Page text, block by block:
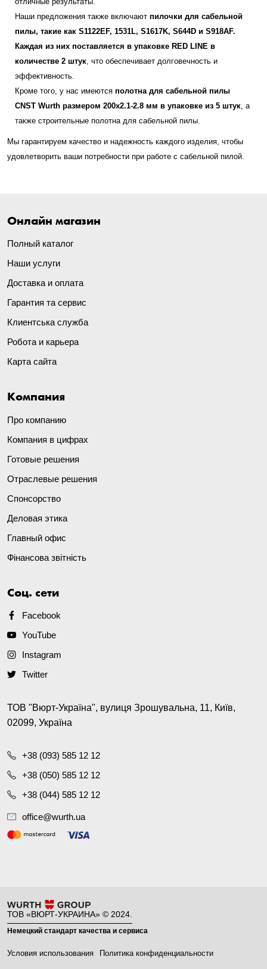
Наши предложения также включают пилочки для сабельной
пилы, такие как S1122EF, 1531L, S1617K, S644D и S918AF.
Каждая из них поставляется в упаковке RED LINE в
количестве 2 штук, что обеспечивает долговечность и
эффективность.
Кроме того, у нас имеются полотна для сабельной пилы
CNST Wurth размером 200х2.1-2.8 мм в упаковке из 5 штук, а
также строительные полотна для сабельной пилы.
Мы гарантируем качество и надежность каждого изделия, чтобы
удовлетворить ваши потребности при работе с сабельной пилой.
Онлайн магазин
Полный каталог
Наши услуги
Доставка и оплата
Гарантия та сервис
Клиентська служба
Робота и карьера
Карта сайта
Компания
Про компанию
Компания в цифрах
Готовые решения
Отраслевые решения
Спонсорство
Деловая этика
Главный офис
Фінансова звітність
Соц. сети
Facebook
YouTube
Instagram
Twitter
ТОВ "Вюрт-Україна", вулиця Зрошувальна, 11, Київ,
02099, Україна
+38 (093) 585 12 12
+38 (050) 585 12 12
+38 (044) 585 12 12
office@wurth.ua
ТОВ «ВЮРТ-УКРАИНА» © 2024.
Немецкий стандарт качества и сервиса
Условия использования Политика конфиденциальности